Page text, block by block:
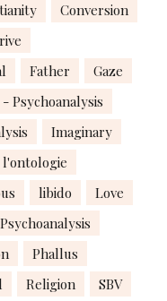
Conversion
Father
Gaze
Psychoanalysis
Imaginary
l'ontologie
libido
Love
Phallus
Religion SBV